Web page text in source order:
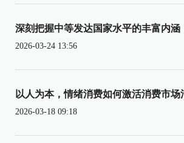
深刻把握中等发达国家水平的丰富内涵
2026-03-24 13:56
以人为本，情绪消费如何激活消费市场
2026-03-18 09:18